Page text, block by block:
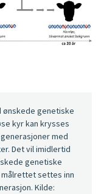
ønskede genetiske
kyr kan krysses
med
Det vil imidlertid
genetiske
målrettet settes inn
Kilde: